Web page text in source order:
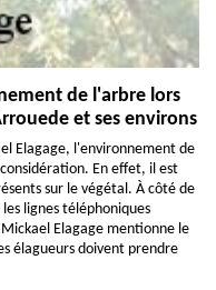
de l'arbre lors
et ses environs
Elagage, l'environnement de
En effet, il est
sur le végétal. À côté de
lignes téléphoniques
Elagage mentionne le
élagueurs doivent prendre